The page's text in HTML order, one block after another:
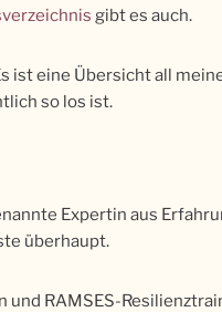
gibt es auch.
ist eine Übersicht all
so los ist.
Expertin aus
überhaupt.
RAMSES-